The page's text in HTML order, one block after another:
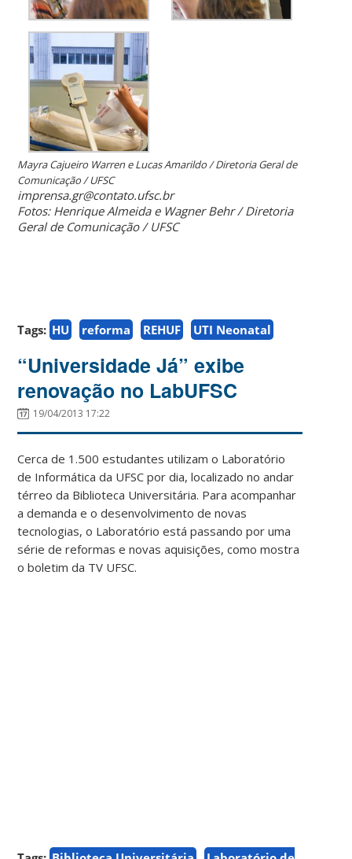
Mayra Cajueiro Warren e Lucas Amarildo / Diretoria Geral de
Comunicação / UFSC
imprensa.gr@contato.ufsc.br
Fotos: Henrique Almeida e Wagner Behr/ Diretoria
Geral de Comunicação / UFSC
Tags: HU reforma REHUF UTI Neonatal
“Universidade Já” exibe
renovação no LabUFSC
19/04/2013 17:22
Cerca de 1.500 estudantes utilizam o Laboratório
de Informática da UFSC por dia, localizado no andar
térreo da Biblioteca Universitária. Para acompanhar
a demanda e o desenvolvimento de novas
tecnologias, o Laboratório está passando por uma
série de reformas e novas aquisições, como mostra
o boletim da TV UFSC.